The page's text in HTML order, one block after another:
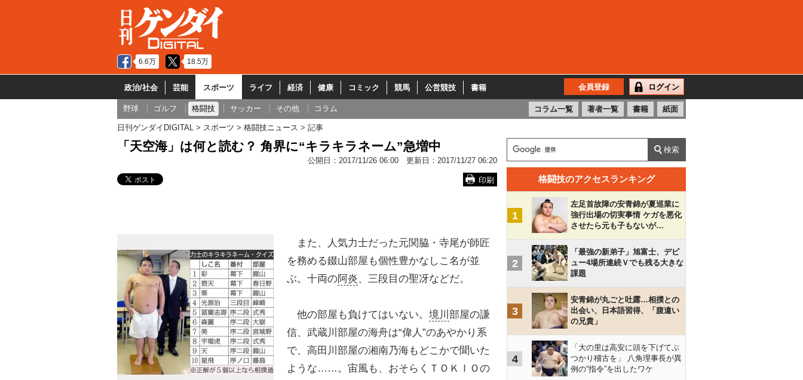
6.6万 18.5万
政治/社会 芸能 スポーツ ライフ 経済 健康 コミック 競馬 公営競技 書籍 会員登録 ログイン
野球 ゴルフ 格闘技 サッカー その他 コラム コラム一覧 著者一覧 書籍 紙面
日刊ゲンダイDIGITAL スポーツ 格闘技ニュース 記事
「天空海」は何と読む？ 角界に“キラキラネーム”急増中
公開日： 2017/11/26 06:00 更新日： 2017/11/27 06:20
印刷
また、人気力士だった元関脇・寺尾が師匠
を務める錣山部屋も個性豊かなしこ名が並
ぶ。十両の阿炎、三段目の聖冴などだ。
他の部屋も負けてはいない。 境川 部屋の謙
信、武蔵川部屋の海舟は“偉人”のあやかり系
で、高田川部屋の湘南乃海もどこかで聞いた
ような……。宙風も、おそらくＴＯＫＩＯの
格闘技のアクセスランキング
1
左足首故障の安青錦が夏巡業に
強行出場の切実事情 ケガを悪化
させたら元も子もないが…
2
「最強の新弟子」旭富士、デビ
ュー4場所連続Ｖでも残る大きな
課題
3
安青錦が丸ごと吐露…相撲との
出会い、日本語習得、「腹違い
の兄貴」
4
「大の里は高安に頭を下げてぶ
つかり稽古を」 八角理事長が異
例の“指令”を出したワケ